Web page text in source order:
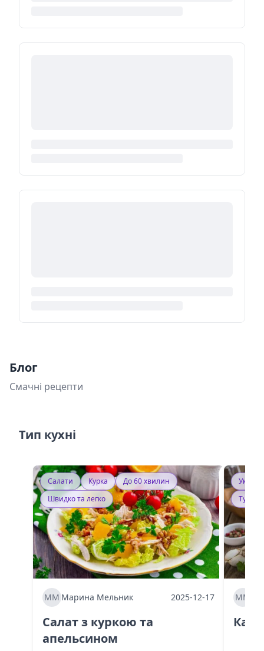
Блог
Смачні рецепти
Тип кухні
Салати Курка
До 60 хвилин
Швидко та легко
ММ Марина Мельник 2025-12-17
Салат з куркою та
апельсином
ММ